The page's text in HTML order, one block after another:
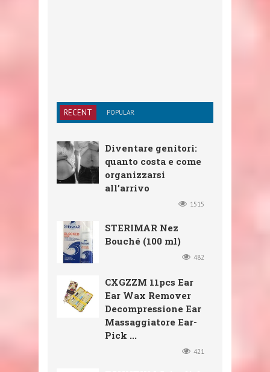
RECENT POPULAR
Diventare genitori:
quanto costa e come
organizzarsi
all’arrivo
1515
STERIMAR Nez
Bouché (100 ml)
482
CXGZZM 11pcs Ear
Ear Wax Remover
Decompressione Ear
Massaggiatore Ear-
Pick ...
421